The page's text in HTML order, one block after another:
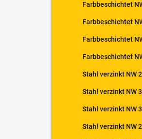
Farbbeschichtet
Farbbeschichtet
Farbbeschichtet
Farbbeschichtet
Stahl verzinkt NW
Stahl verzinkt NW
Stahl verzinkt NW
Stahl verzinkt NW